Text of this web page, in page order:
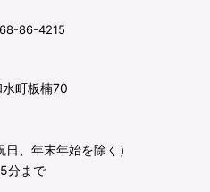
86-4215
町板楠70
、年末年始を除く）
分まで